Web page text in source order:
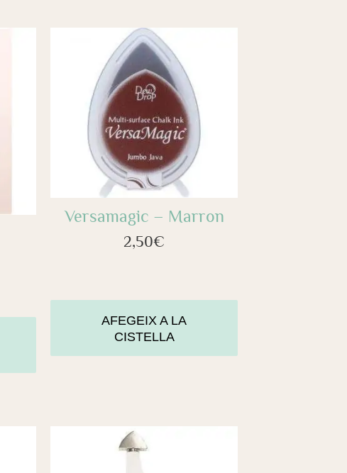
Versamagic – Marron
2,50€
AFEGEIX A LA
CISTELLA